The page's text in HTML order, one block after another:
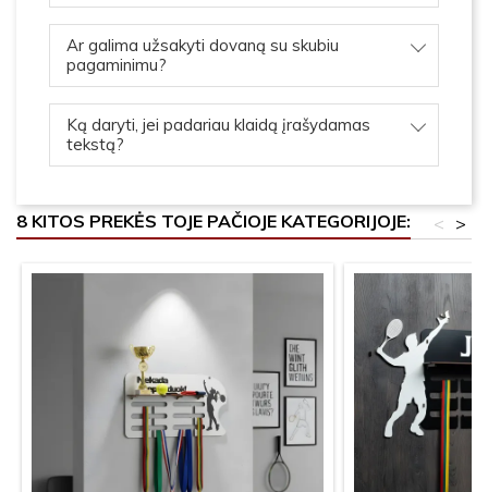
Ar galima užsakyti dovaną su skubiu
pagaminimu?
Ką daryti, jei padariau klaidą įrašydamas
tekstą?
8 KITOS PREKĖS TOJE PAČIOJE KATEGORIJOJE: >
<